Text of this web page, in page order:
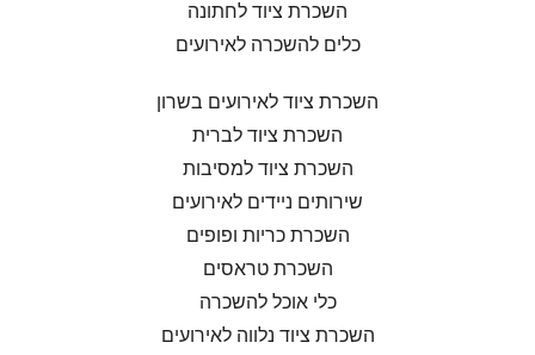
השכרת ציוד לחתונה
כלים להשכרה לאירועים
השכרת ציוד לאירועים בשרון
השכרת ציוד לברית
השכרת ציוד למסיבות
שירותים ניידים לאירועים
השכרת כריות ופופים
השכרת טראסים
כלי אוכל להשכרה
השכרת ציוד נלווה לאירועים